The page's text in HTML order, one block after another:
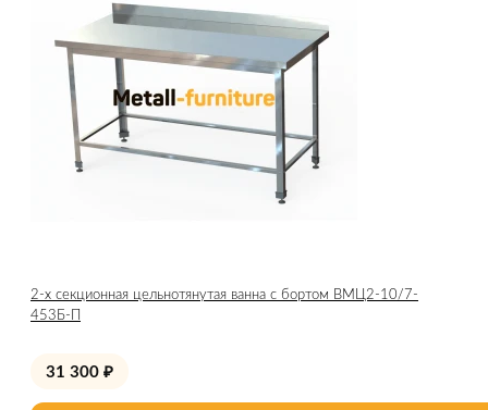
2-х секционная цельнотянутая ванна с бортом ВМЦ2-10/7-
453Б-П
31 300 ₽